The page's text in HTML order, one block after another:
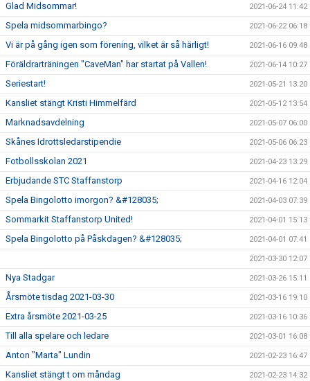
Glad Midsommar! 2021-06-24 11:42
Spela midsommarbingo? 2021-06-22 06:18
Vi är på gång igen som förening, vilket är så härligt! 2021-06-16 09:48
Föräldrarträningen "CaveMan" har startat på Vallen! 2021-06-14 10:27
Seriestart! 2021-05-21 13:20
Kansliet stängt Kristi Himmelfärd 2021-05-12 13:54
Marknadsavdelning 2021-05-07 06:00
Skånes Idrottsledarstipendie 2021-05-06 06:23
Fotbollsskolan 2021 2021-04-23 13:29
Erbjudande STC Staffanstorp 2021-04-16 12:04
Spela Bingolotto imorgon? &#128035; 2021-04-03 07:39
Sommarkit Staffanstorp United! 2021-04-01 15:13
Spela Bingolotto på Påskdagen? &#128035; 2021-04-01 07:41
2021-03-30 12:07
Nya Stadgar 2021-03-26 15:11
Årsmöte tisdag 2021-03-30 2021-03-16 19:10
Extra årsmöte 2021-03-25 2021-03-16 10:36
Till alla spelare och ledare 2021-03-01 16:08
Anton "Marta" Lundin 2021-02-23 16:47
Kansliet stängt t om måndag 2021-02-23 14:32